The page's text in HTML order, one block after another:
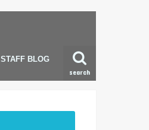
search
STAFF BLOG